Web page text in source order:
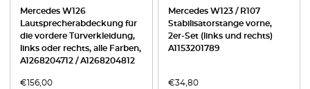
Mercedes W126
Lautsprecherabdeckung für
die vordere Türverkleidung,
links oder rechts, alle Farben,
A1268204712 / A1268204812
€156,00
Mercedes W123 / R107
Stabilisatorstange vorne,
2er-Set (links und rechts)
A1153201789
€34,80